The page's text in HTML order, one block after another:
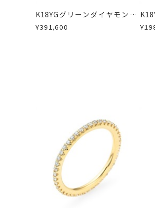
詳細はこちら
K18YGグリーンダイヤモンド/
カラーサファイア/ダイヤモン
¥391,600
カ